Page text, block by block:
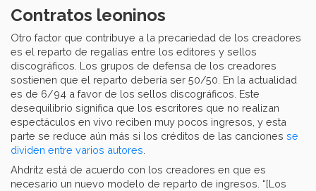
Contratos leoninos
Otro factor que contribuye a la precariedad de los creadores
es el reparto de regalías entre los editores y sellos
discográficos. Los grupos de defensa de los creadores
sostienen que el reparto debería ser 50/50. En la actualidad
es de 6/94 a favor de los sellos discográficos. Este
desequilibrio significa que los escritores que no realizan
espectáculos en vivo reciben muy pocos ingresos, y esta
parte se reduce aún más si los créditos de las canciones se
dividen entre varios autores
Ahdritz está de acuerdo con los creadores en que es
necesario un nuevo modelo de reparto de ingresos. “[Los